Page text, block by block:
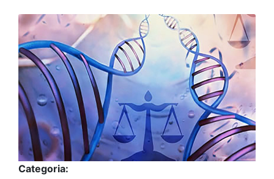
Categoria: